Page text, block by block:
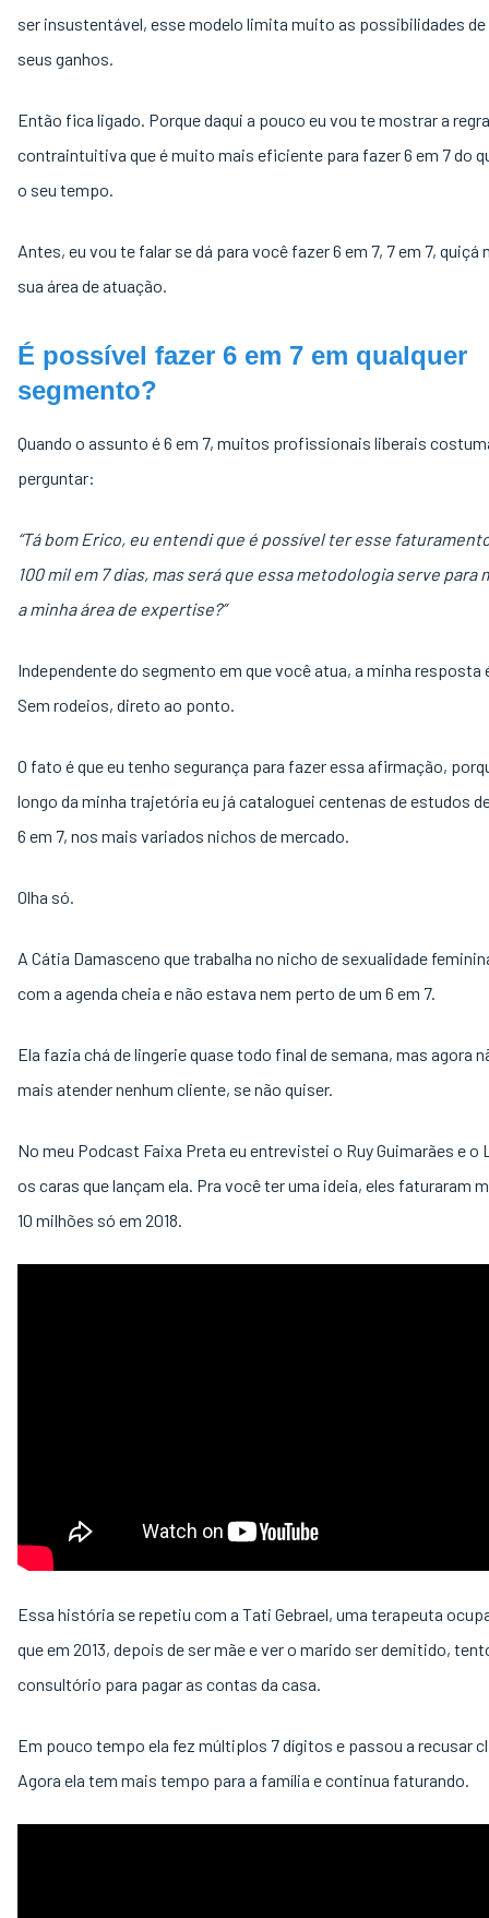
ser insustentável, esse modelo limita muito as possibilidades de
seus ganhos.
Então fica ligado. Porque daqui a pouco eu vou te mostrar a regra
contraintuitiva que é muito mais eficiente para fazer 6 em 7 do
o seu tempo.
Antes, eu vou te falar se dá para você fazer 6 em 7, 7 em 7, quiçá
sua área de atuação.
É possível fazer 6 em 7 em qualquer
segmento?
Quando o assunto é 6 em 7, muitos profissionais liberais
perguntar:
“Tá bom Erico, eu entendi que é possível ter esse
100 mil em 7 dias, mas será que essa metodologia serve para
a minha área de expertise?”
Independente do segmento em que você atua, a minha resposta
Sem rodeios, direto ao ponto.
O fato é que eu tenho segurança para fazer essa afirmação,
longo da minha trajetória eu já cataloguei centenas de estudos
6 em 7, nos mais variados nichos de mercado.
Olha só.
A Cátia Damasceno que trabalha no nicho de sexualidade
com a agenda cheia e não estava nem perto de um 6 em 7.
Ela fazia chá de lingerie quase todo final de semana, mas agora
mais atender nenhum cliente, se não quiser.
No meu Podcast Faixa Preta eu entrevistei o Ruy Guimarães e o
os caras que lançam ela. Pra você ter uma ideia, eles faturaram
10 milhões só em 2018.
Essa história se repetiu com a Tati Gebrael, uma terapeuta
que em 2013, depois de ser mãe e ver o marido ser demitido,
consultório para pagar as contas da casa.
Em pouco tempo ela fez múltiplos 7 dígitos e passou a recusar
Agora ela tem mais tempo para a família e continua faturando.